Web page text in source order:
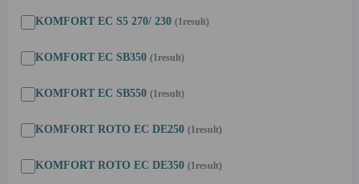
KOMFORT EC S5 270/ 230 (1result)
KOMFORT EC SB350 (1result)
KOMFORT EC SB550 (1result)
KOMFORT ROTO EC DE250 (1result)
KOMFORT ROTO EC DE350 (1result)